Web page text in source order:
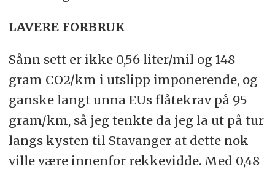
LAVERE FORBRUK
Sånn sett er ikke 0,56 liter/mil og 148
gram CO2/km i utslipp imponerende, og
ganske langt unna EUs flåtekrav på 95
gram/km, så jeg tenkte da jeg la ut på tur
langs kysten til Stavanger at dette nok
ville være innenfor rekkevidde. Med 0,48